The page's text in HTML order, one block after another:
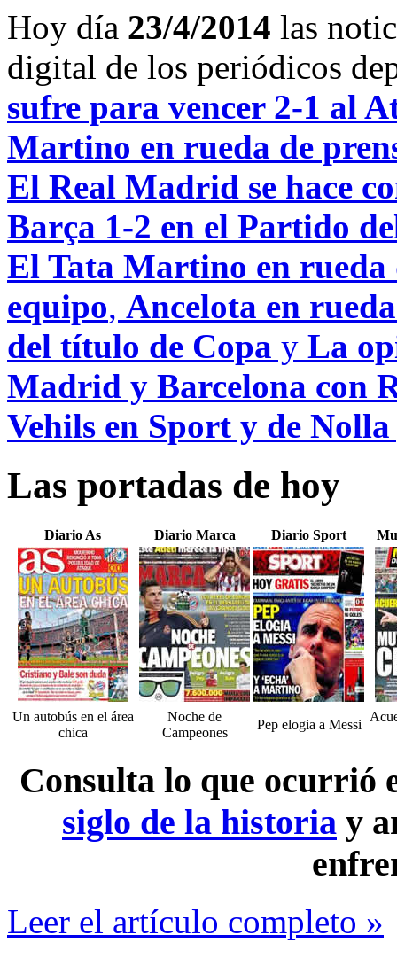
Hoy día 23/4/2014 las
digital de los periódicos
sufre para vencer 2-1 al
Martino en rueda de
El Real Madrid se hace
Barça 1-2 en el Partido
El Tata Martino en rueda
equipo, Ancelota en
del título de Copa y La
Madrid y Barcelona con
Vehils en Sport y de
Las portadas de hoy
Diario As Diario Marca Diario Sport
Un autobús en el área
chica
Noche de
Campeones
Pep elogia a Messi
Consulta lo que ocurrió
siglo de la historia y
Leer el artículo completo »